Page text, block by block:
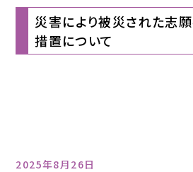
災害により被災された志
措置について
2025年8月26日